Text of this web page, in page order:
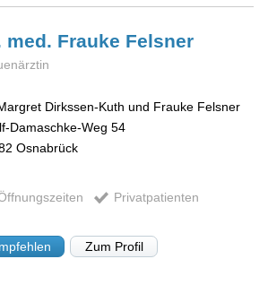
med. Frauke Felsner
Dirkssen-Kuth und Frauke Felsner
Damaschke-Weg 54
Osnabrück
Privatpatienten
Zum Profil